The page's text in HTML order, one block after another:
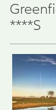
****S